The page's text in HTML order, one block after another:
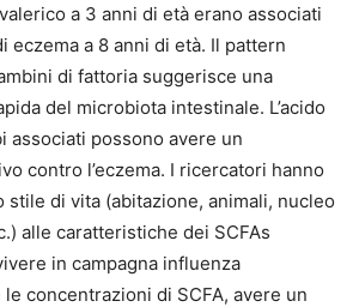
a 3 anni di età erano associati
eczema a 8 anni di età. Il pattern
di fattoria suggerisce una
del microbiota intestinale. L’acido
associati possono avere un
contro l’eczema. I ricercatori hanno
stile di vita (abitazione, animali, nucleo
alle caratteristiche dei SCFAs
in campagna influenza
concentrazioni di SCFA, avere un